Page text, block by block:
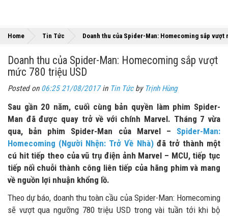
Home Tin Tức Doanh thu của Spider-Man: Homecoming sắp vượt
Doanh thu của Spider-Man: Homecoming sắp vượt
mức 780 triệu USD
Posted on 06:25 21/08/2017in Tin Tứcby Trịnh Hùng
Sau gần 20 năm, cuối cùng bản quyền làm phim Spider-
Man đã được quay trở về với chính Marvel. Tháng 7 vừa
qua, bản phim Spider-Man của Marvel – Spider-Man:
Homecoming (Người Nhện: Trở Về Nhà)đã trở thành một
cú hit tiếp theo của vũ trụ điện ảnh Marvel – MCU, tiếp tục
tiếp nối chuỗi thành công liên tiếp của hãng phim và mang
về nguồn lợi nhuận khổng lồ.
Theo dự báo, doanh thu toàn cầu của Spider-Man: Homecoming
sẽ vượt qua ngưỡng 780 triệu USD trong vài tuần tới khi bộ